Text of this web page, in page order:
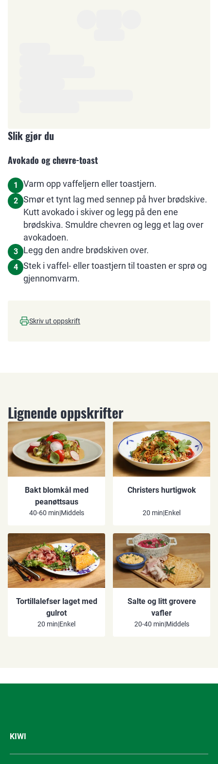
Slik gjør du
Avokado og chevre-toast
1 Varm opp vaffeljern eller toastjern.
2
Smør et tynt lag med sennep på hver brødskive.
Kutt avokado i skiver og legg på den ene
brødskiva. Smuldre chevren og legg et lag over
avokadoen.
3 Legg den andre brødskiven over.
4
Stek i vaffel- eller toastjern til toasten er sprø og
gjennomvarm.
Skriv ut oppskrift
Lignende oppskrifter
Bakt blomkål med
peanøttsaus
40-60 min|Middels
Christers hurtigwok
20 min|Enkel
Tortillalefser laget med
gulrot
20 min|Enkel
Salte og litt grovere
vafler
20-40 min|Middels
KIWI